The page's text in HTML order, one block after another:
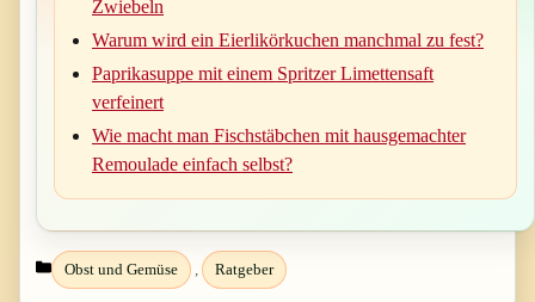
Zwiebeln
Warum wird ein Eierlikörkuchen manchmal zu fest?
Paprikasuppe mit einem Spritzer Limettensaft
verfeinert
Wie macht man Fischstäbchen mit hausgemachter
Remoulade einfach selbst?
Kategorien
Obst und Gemüse , Ratgeber